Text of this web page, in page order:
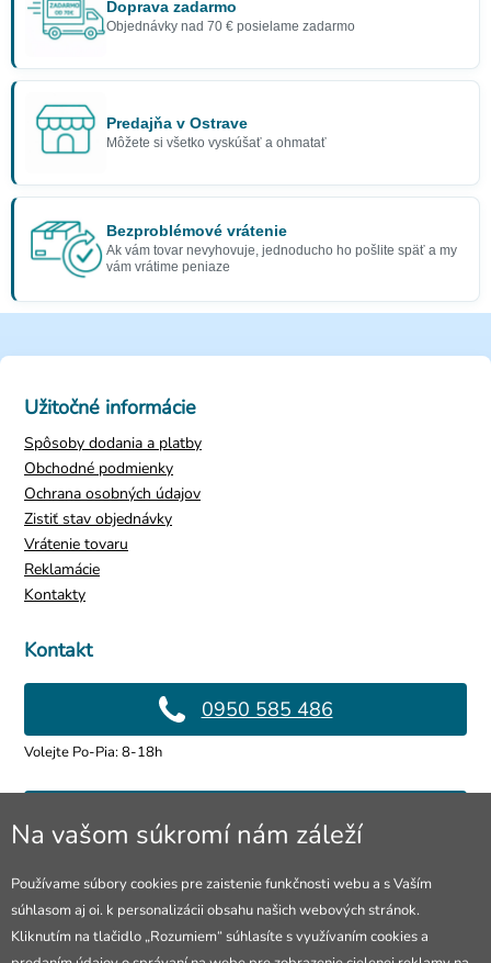
Doprava zadarmo
Objednávky nad 70 € posielame zadarmo
Predajňa v Ostrave
Môžete si všetko vyskúšať a ohmatať
Bezproblémové vrátenie
Ak vám tovar nevyhovuje, jednoducho ho pošlite späť a my
vám vrátime peniaze
Kontakt
0950 585 486
Volejte Po-Pia: 8-18h
info@4lol.cz
Predajňa v Ostrave
Užitočné informácie
Spôsoby dodania a platby
Obchodné podmienky
Ochrana osobných údajov
Zistiť stav objednávky
Vrátenie tovaru
Reklamácie
Kontakty
Na vašom súkromí nám záleží
Používame súbory cookies pre zaistenie funkčnosti webu a s Vaším
súhlasom aj oi. k personalizácii obsahu našich webových stránok.
Kliknutím na tlačidlo „Rozumiem“ súhlasíte s využívaním cookies a